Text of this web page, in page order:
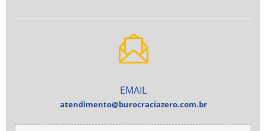
EMAIL
atendimento@burocraciazero.com.br